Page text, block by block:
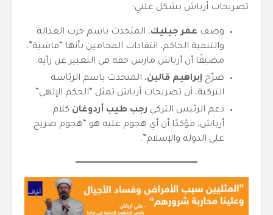
تصريحات أرباش بشكل علني:
وصف عمر جيليك، المتحدث باسم حزب العدالة
والتنمية الحاكم، انتقادات المحامين بأنها “فاشية”،
مضيفًا أن أرباش مارس حقه في التعبير عن رأيه.
صرّح إبراهيم قالين، المتحدث باسم الرئاسة
التركية، أن تصريحات أرباش تمثل “الحكم الإلهي”.
دعم الرئيس التركي رجب طيب أردوغان كلام
أرباش، مؤكدًا أن أي هجوم عليه هو “هجوم صريح
على الدولة والإسلام”.